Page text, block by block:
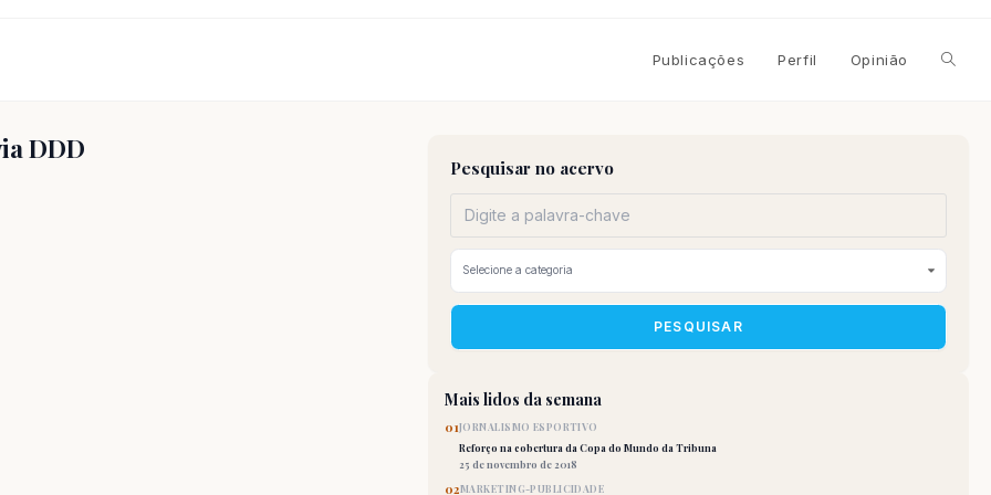
Publicações Perfil Opinião
site
DDD
Pesquisar no acervo
PESQUISAR
Mais lidos da semana
01JORNALISMO ESPORTIVO
Reforço na cobertura da Copa do Mundo da Tribuna
25 de novembro de 2018
02MARKETING-PUBLICIDADE